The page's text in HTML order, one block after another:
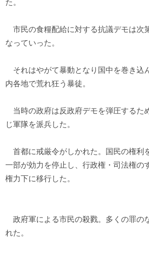
た。
市民の食糧配給に対する抗議デモは次
なっていった。
それはやがて暴動となり国中を巻き込
内各地で荒れ狂う暴徒。
当時の政府は反政府デモを弾圧するた
じ軍隊を派兵した。
首都に戒厳令がしかれた。国民の権利
一部が効力を停止し、行政権・司法権の
権力下に移行した。
政府軍による市民の殺戮。多くの罪の
れた。